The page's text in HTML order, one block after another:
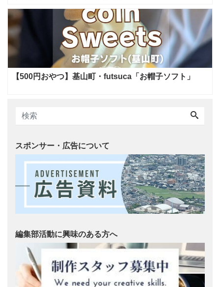
【500円おやつ】基山町・futsuca「お帽子ソフト」
スポンサー・広告について
編集部活動に興味のある方へ